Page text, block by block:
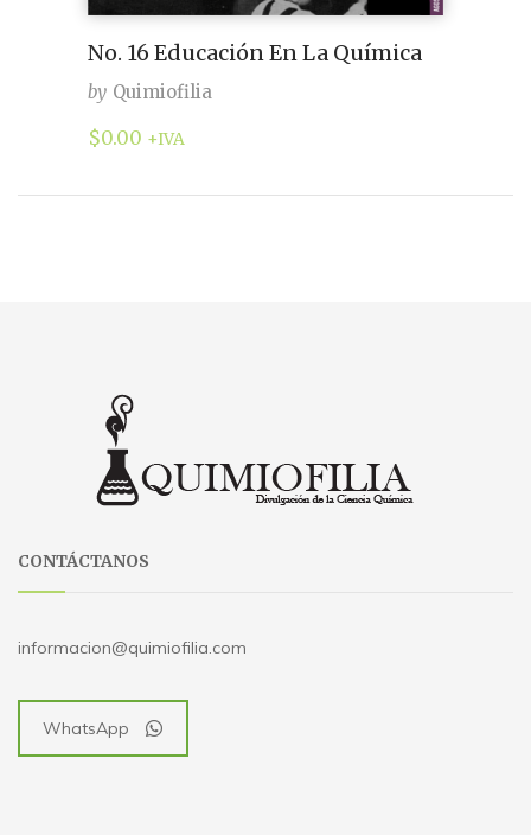
No. 16 Educación En La Química
by Quimiofilia
$0.00 +IVA
CONTÁCTANOS
informacion@quimiofilia.com
WhatsApp